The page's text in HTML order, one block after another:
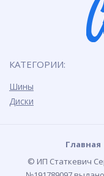
КАТЕГОРИИ:
Шины
Диски
Главная
© ИП Статкевич